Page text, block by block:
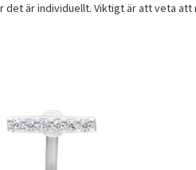
är individuellt. Viktigt är att veta